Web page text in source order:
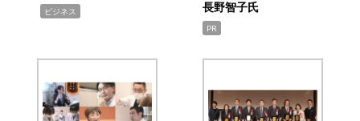
ビジネス
長野智子氏
PR